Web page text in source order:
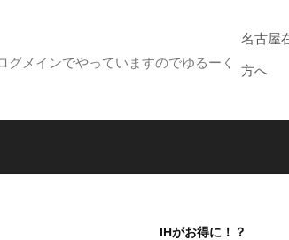
メインでやっていますのでゆるーく
名古屋
方へ
IHがお得に！？